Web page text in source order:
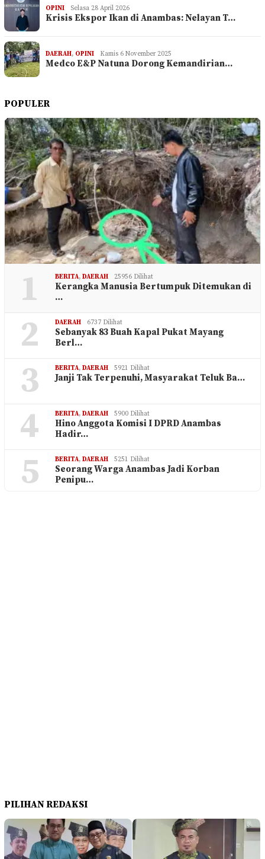
OPINI Selasa 28 April 2026
Krisis Ekspor Ikan di Anambas: Nelayan T…
DAERAH, OPINI Kamis 6 November 2025
Medco E&P Natuna Dorong Kemandirian…
POPULER
1 BERITA, DAERAH 25956 Dilihat
Kerangka Manusia Bertumpuk Ditemukan di
…
2 DAERAH 6737 Dilihat
Sebanyak 83 Buah Kapal Pukat Mayang
Berl…
3 BERITA, DAERAH 5921 Dilihat
Janji Tak Terpenuhi, Masyarakat Teluk Ba…
4 BERITA, DAERAH 5900 Dilihat
Hino Anggota Komisi I DPRD Anambas
Hadir…
5 BERITA, DAERAH 5251 Dilihat
Seorang Warga Anambas Jadi Korban
Penipu…
PILIHAN REDAKSI